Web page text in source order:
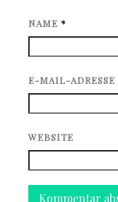
NAME *
E-MAIL-ADRESSE
WEBSITE